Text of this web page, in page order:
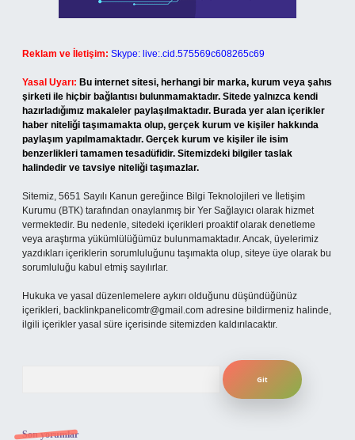
Reklam ve İletişim: Skype: live:.cid.575569c608265c69
Yasal Uyarı: Bu internet sitesi, herhangi bir marka, kurum veya şahıs
şirketi ile hiçbir bağlantısı bulunmamaktadır. Sitede yalnızca kendi
hazırladığımız makaleler paylaşılmaktadır. Burada yer alan içerikler
haber niteliği taşımamakta olup, gerçek kurum ve kişiler hakkında
paylaşım yapılmamaktadır. Gerçek kurum ve kişiler ile isim
benzerlikleri tamamen tesadüfidir. Sitemizdeki bilgiler taslak
halindedir ve tavsiye niteliği taşımazlar.
Sitemiz, 5651 Sayılı Kanun gereğince Bilgi Teknolojileri ve İletişim
Kurumu (BTK) tarafından onaylanmış bir Yer Sağlayıcı olarak hizmet
vermektedir. Bu nedenle, sitedeki içerikleri proaktif olarak denetleme
veya araştırma yükümlülüğümüz bulunmamaktadır. Ancak, üyelerimiz
yazdıkları içeriklerin sorumluluğunu taşımakta olup, siteye üye olarak bu
sorumluluğu kabul etmiş sayılırlar.
Hukuka ve yasal düzenlemelere aykırı olduğunu düşündüğünüz
içerikleri, backlinkpanelicomtr@gmail.com adresine bildirmeniz halinde,
ilgili içerikler yasal süre içerisinde sitemizden kaldırılacaktır.
Son yorumlar